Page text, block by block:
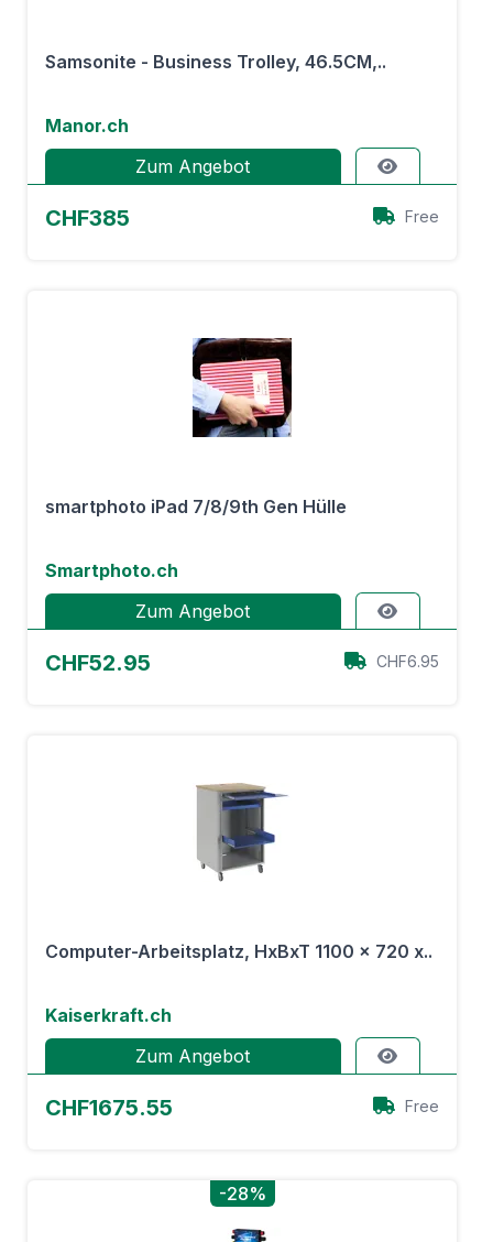
Samsonite - Business Trolley, 46.5CM,..
Manor.ch
Zum Angebot
CHF385 Free
smartphoto iPad 7/8/9th Gen Hülle
Smartphoto.ch
Zum Angebot
CHF52.95 CHF6.95
Computer-Arbeitsplatz, HxBxT 1100 x 720 x..
Kaiserkraft.ch
Zum Angebot
CHF1675.55 Free
-28%